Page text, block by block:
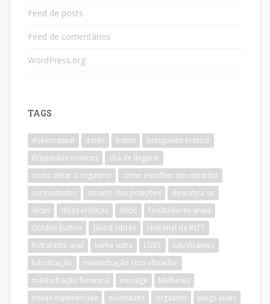
Feed de posts
Feed de comentários
WordPress.org
TAGS
#sexocasual a três bdsm
brinquedo erótico
Briquedos eróticos
chá de lingerie
como adiar o orgasmo
como escolher um vibrador
curiosidades
desafio das posições
descubra-se
dicas
dicas eróticas dildo
facilitadores anais
Golden Button
Good Vibres
Hidranal da INTT
hidratante anal
kama sutra LGBT
lubrificantes
lubrificação
masturbação com vibrador
masturbação feminina
menage
Mulheres
novas experiências
novidades orgasmo
plugs anais